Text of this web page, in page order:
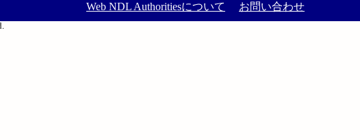
Web NDL Authoritiesについて お問い合わせ